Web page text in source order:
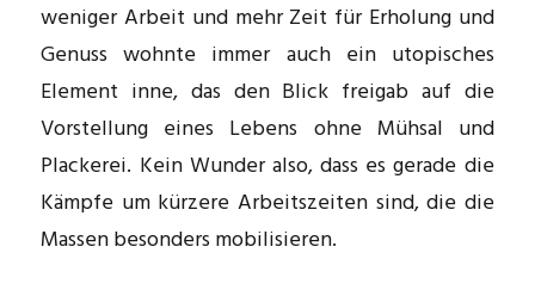
weniger Arbeit und mehr Zeit für Erholung und
Genuss wohnte immer auch ein utopisches
Element inne, das den Blick freigab auf die
Vorstellung eines Lebens ohne Mühsal und
Plackerei. Kein Wunder also, dass es gerade die
Kämpfe um kürzere Arbeitszeiten sind, die die
Massen besonders mobilisieren.